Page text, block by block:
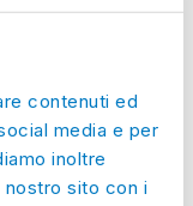
contenuti ed
media e per
inoltre
nostro sito con i